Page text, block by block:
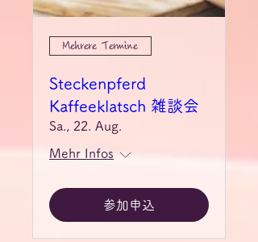
Mehrere Termine
Steckenpferd
Kaffeeklatsch 雑談会
Sa., 22. Aug.
Mehr Infos
参加申込